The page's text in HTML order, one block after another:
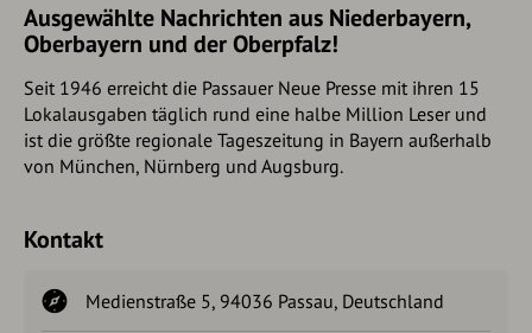
Ausgewählte Nachrichten aus Niederbayern,
Oberbayern und der Oberpfalz!
Seit 1946 erreicht die Passauer Neue Presse mit ihren 15
Lokalausgaben täglich rund eine halbe Million Leser und
ist die größte regionale Tageszeitung in Bayern außerhalb
von München, Nürnberg und Augsburg.
Kontakt
Medienstraße 5, 94036 Passau, Deutschland